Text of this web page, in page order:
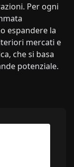
Per ogni
espandere la
mercati e
che si basa
potenziale.